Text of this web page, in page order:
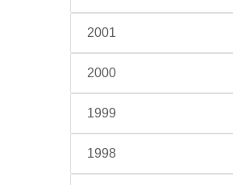
2001
2000
1999
1998